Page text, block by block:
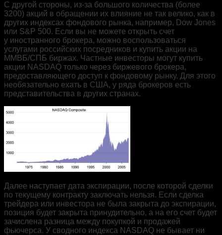
С другой стороны, из-за большого количества (более
3200) акций в обращении их влияние не так велико, как в
других индексах фондового рынка, например, Dow Jones
или S&P 500. Если вы не можете открыть счет
у иностранного брокера, можно воспользоваться
услугами российских посредников и купить акции на
ММВБ/СПБ биржах. Частные инвесторы могут купить
акции NASDAQ только через биржевого брокера,
предоставляющего доступ к фондовому рынку. Для этого
необязательно ехать в США, у ряда брокеров есть
представительства в других странах.
Далее наступает дата экспирации, после которой сделки
по текущему контракту заключать нельзя. Если сделка
трейдера или инвестора не была закрыта до экспирации,
позиция будет закрыта принудительно, а на его счет будет
зачислена разница между покупкой и продажей
фьючерса. У сводного индекса NASDAQ не бывает ни